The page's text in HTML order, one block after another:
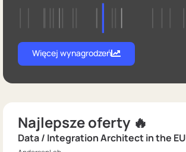
Więcej wynagrodzeń
Najlepsze oferty 🔥
Data / Integration Architect in the EU